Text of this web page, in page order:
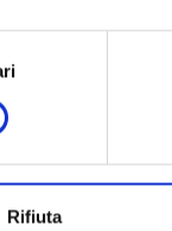
Rifiuta